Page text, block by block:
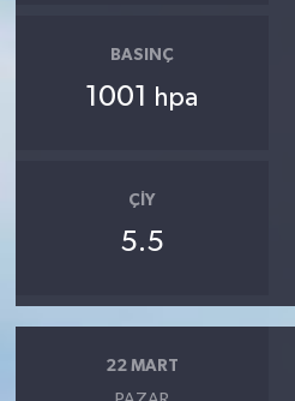
BASINÇ
1001 hpa
ÇIY
5.5
22 MART